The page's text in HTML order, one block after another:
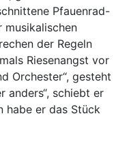
Pfauenrad-
musikalischen
der Regeln
Riesenangst vor
Orchester“, gesteht
anders“, schiebt er
habe er das Stück